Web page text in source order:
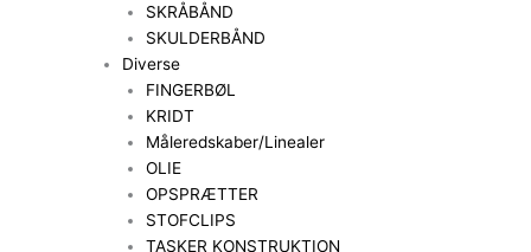
SKRÅBÅND
SKULDERBÅND
Diverse
FINGERBØL
KRIDT
Måleredskaber/Linealer
OLIE
OPSPRÆTTER
STOFCLIPS
TASKER KONSTRUKTION